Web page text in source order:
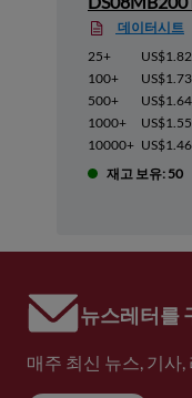
데이터시트
25+
US$1.82
100+
US$1.73
500+
US$1.64
1000+
US$1.55
10000+ US$1.46
재고 보유: 50
뉴스레터를
매주 최신 뉴스, 기사